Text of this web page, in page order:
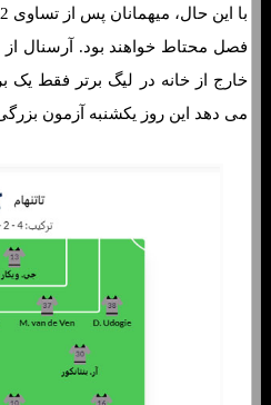
خارج از خانه در لیگ برتر فقط
می دهد این روز یکشنبه آزمون